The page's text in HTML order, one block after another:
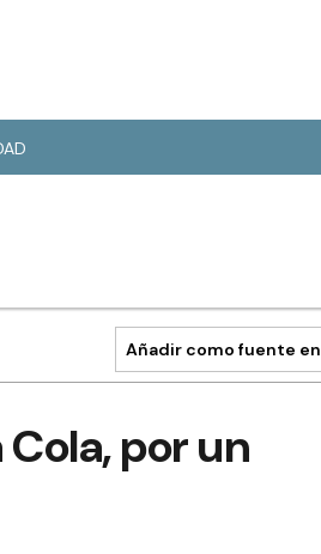
Añadir como fuente en
por un